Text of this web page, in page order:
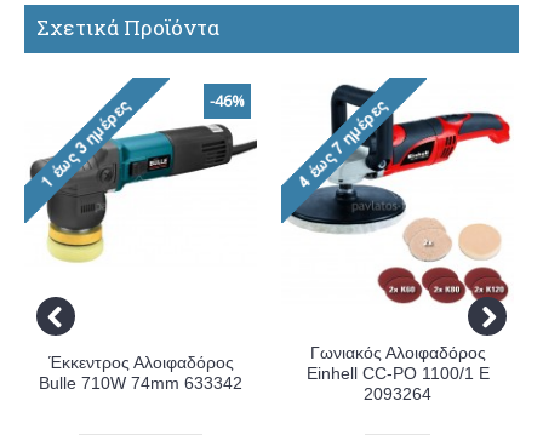
Σχετικά Προϊόντα
-46%
Έκκεντρος Αλοιφαδόρος
Bulle 710W 74mm 633342
Γωνιακός Αλοιφαδόρος
Einhell CC-PO 1100/1 E
2093264